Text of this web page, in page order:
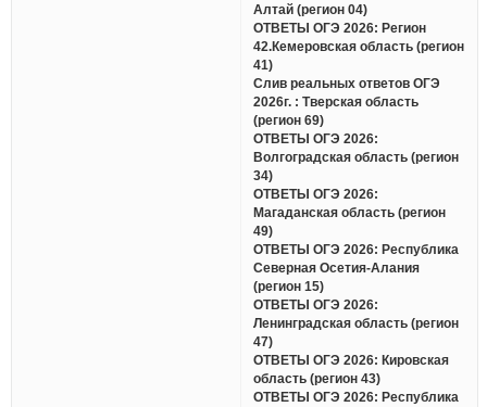
Алтай (регион 04)
ОТВЕТЫ ОГЭ 2026: Регион
42.Кемеровская область (регион
41)
Слив реальных ответов ОГЭ
2026г. : Тверская область
(регион 69)
ОТВЕТЫ ОГЭ 2026:
Волгоградская область (регион
34)
ОТВЕТЫ ОГЭ 2026:
Магаданская область (регион
49)
ОТВЕТЫ ОГЭ 2026: Республика
Северная Осетия-Алания
(регион 15)
ОТВЕТЫ ОГЭ 2026:
Ленинградская область (регион
47)
ОТВЕТЫ ОГЭ 2026: Кировская
область (регион 43)
ОТВЕТЫ ОГЭ 2026: Республика